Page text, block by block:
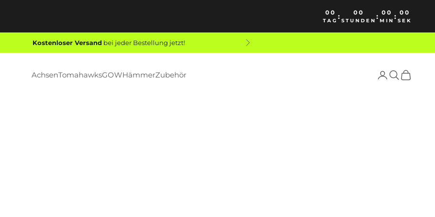
00
TAG : 00
STUNDEN : 00
MIN : 00
SEK
Kostenloser Versand bei jeder Bestellung jetzt! Weiter
AchsenTomahawksGOWHämmerZubehör Anmelden
Suchen